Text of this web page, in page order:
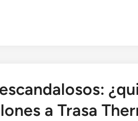
a Trasa